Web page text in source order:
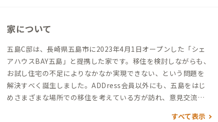
家について
五島C邸は、長崎県五島市に2023年4月1日オープンした「シェ
アハウスBAY五島」と提携した家です。移住を検討しながらも、
お試し住宅の不足によりなかなか実現できない、という問題を
解決すべく誕生しました。ADDress会員以外にも、五島をはじ
めさまざまな場所での移住を考えている方が訪れ、意見交流の
すべて表示